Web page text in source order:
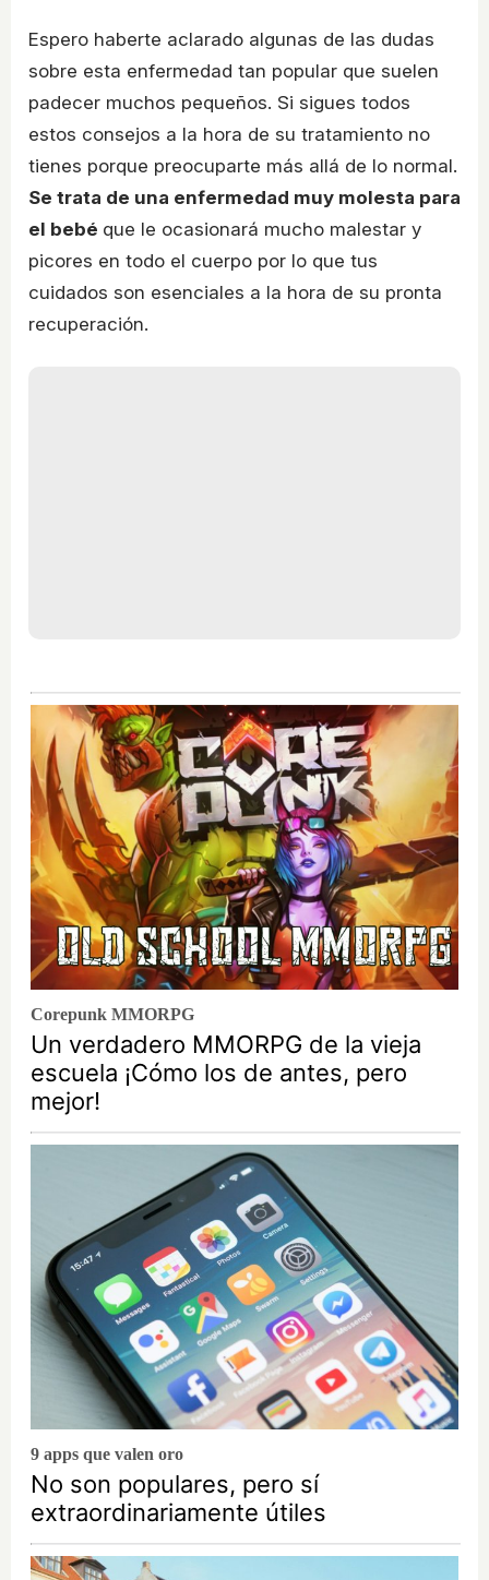
Espero haberte aclarado algunas de las dudas
sobre esta enfermedad tan popular que suelen
padecer muchos pequeños. Si sigues todos
estos consejos a la hora de su tratamiento no
tienes porque preocuparte más allá de lo normal.
Se trata de una enfermedad muy molesta para
el bebé que le ocasionará mucho malestar y
picores en todo el cuerpo por lo que tus
cuidados son esenciales a la hora de su pronta
recuperación.
Corepunk MMORPG
Un verdadero MMORPG de la vieja
escuela ¡Cómo los de antes, pero
mejor!
9 apps que valen oro
No son populares, pero sí
extraordinariamente útiles